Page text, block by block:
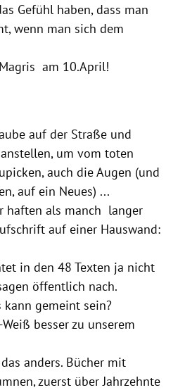
Gefühl haben, dass man
wenn man sich dem
am 10.April!
auf der Straße und
um vom toten
auch die Augen (und
auf ein Neues) ...
haften als manch langer
auf einer Hauswand:
in den 48 Texten ja nicht
öffentlich nach.
kann gemeint sein?
besser zu unserem
anders. Bücher mit
zuerst über Jahrzehnte